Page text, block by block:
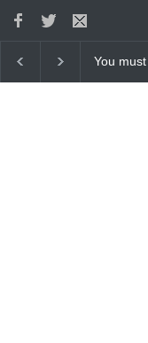
Sharma Lakhi